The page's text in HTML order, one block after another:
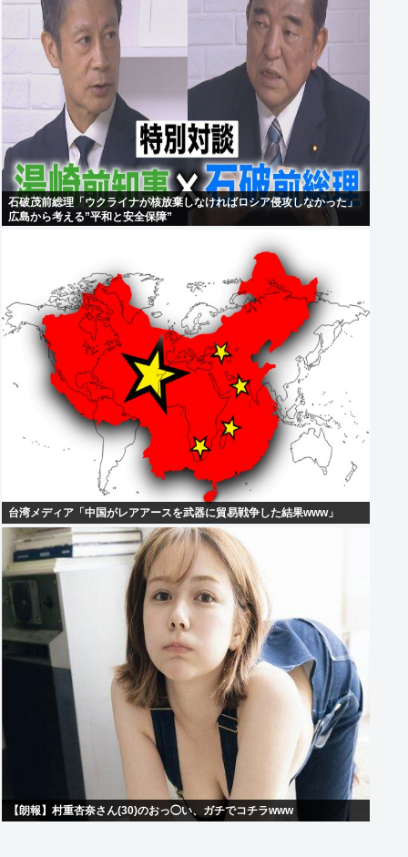
石破茂前総理「ウクライナが核放棄しなければロシア侵攻しなかった」
広島から考える”平和と安全保障”
台湾メディア「中国がレアアースを武器に貿易戦争した結果www」
【朗報】村重杏奈さん(30)のおっ◯い、ガチでコチラwww